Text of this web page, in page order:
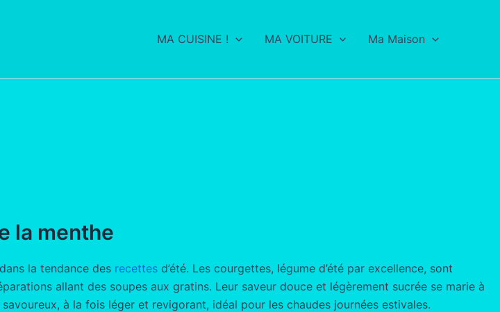
MA CUISINE ! MA VOITURE Ma Maison
la menthe
la tendance des recettes d’été. Les courgettes, légume d’été par excellence, sont
allant des soupes aux gratins. Leur saveur douce et légèrement sucrée se marie à
à la fois léger et revigorant, idéal pour les chaudes journées estivales.